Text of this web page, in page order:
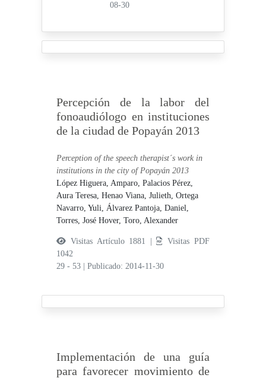
08-30
Percepción de la labor del
fonoaudiólogo en instituciones
de la ciudad de Popayán 2013
Perception of the speech therapist´s work in
institutions in the city of Popayán 2013
López Higuera, Amparo,Palacios Pérez,
Aura Teresa,Henao Viana, Julieth,Ortega
Navarro, Yuli,Álvarez Pantoja, Daniel,
Torres, José Hover,Toro, Alexander
Visitas Artículo 1881 |
Visitas PDF
1042
29 - 53
|Publicado: 2014-11-30
Implementación de una guía
para favorecer movimiento de